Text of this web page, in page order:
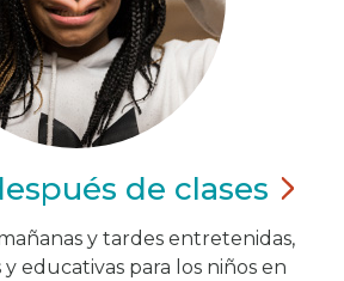
de clases
y tardes entretenidas,
educativas para los niños en